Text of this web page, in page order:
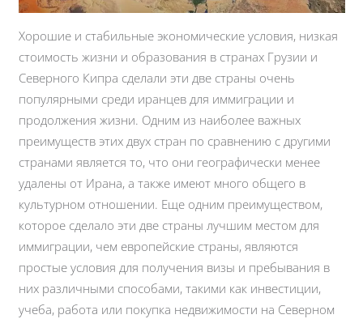
Хорошие и стабильные экономические условия, низкая
стоимость жизни и образования в странах Грузии и
Северного Кипра сделали эти две страны очень
популярными среди иранцев для иммиграции и
продолжения жизни. Одним из наиболее важных
преимуществ этих двух стран по сравнению с другими
странами является то, что они географически менее
удалены от Ирана, а также имеют много общего в
культурном отношении. Еще одним преимуществом,
которое сделало эти две страны лучшим местом для
иммиграции, чем европейские страны, являются
простые условия для получения визы и пребывания в
них различными способами, такими как инвестиции,
учеба, работа или покупка недвижимости на Северном